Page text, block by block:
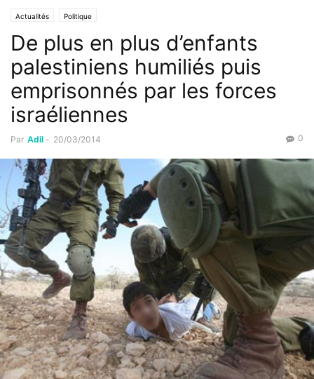
Actualités Politique
De plus en plus d’enfants
palestiniens humiliés puis
emprisonnés par les forces
israéliennes
Par Adil - 20/03/2014 0